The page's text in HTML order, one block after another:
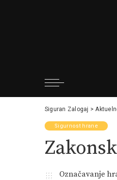
Siguran Zalogaj >
Sigurnost hrane
Označavanje